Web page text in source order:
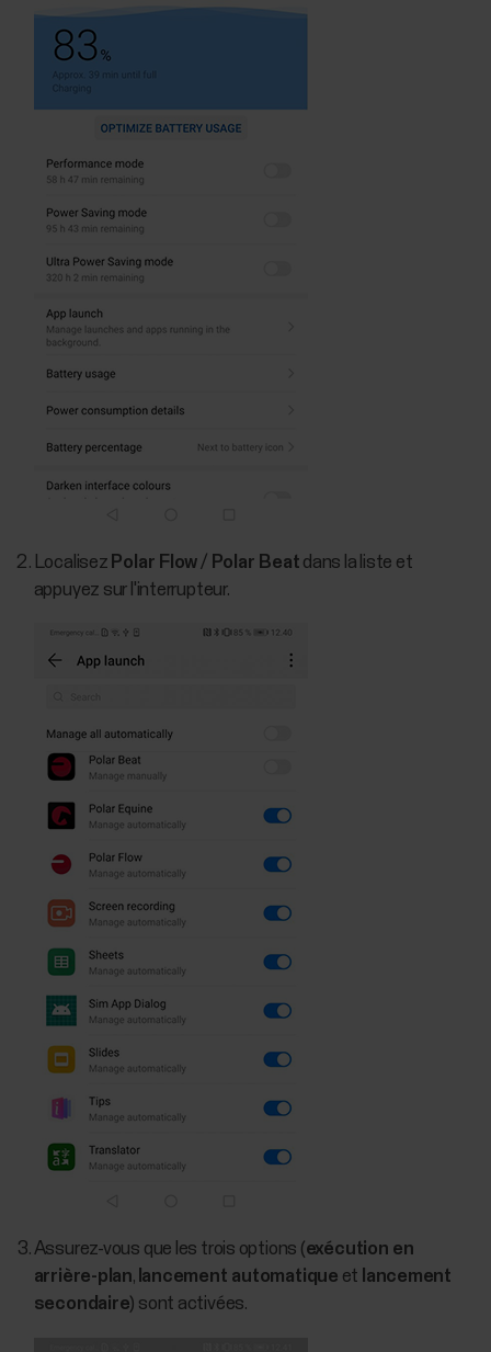
Localisez Polar Flow/ Polar Beat dans la liste et
appuyez sur l'interrupteur.
Assurez-vous que les trois options (exécution en
arrière-plan, lancement automatique et lancement
secondaire) sont activées.